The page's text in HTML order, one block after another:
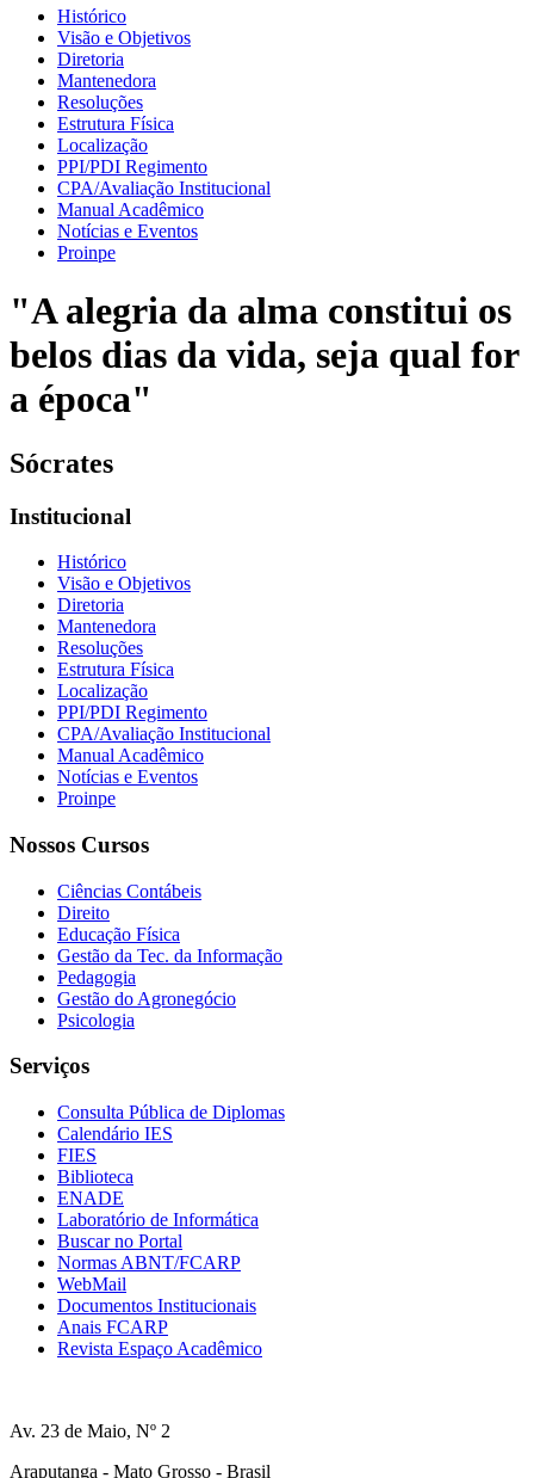
Histórico
Visão e Objetivos
Diretoria
Mantenedora
Resoluções
Estrutura Física
Localização
PPI/PDI Regimento
CPA/Avaliação Institucional
Manual Acadêmico
Notícias e Eventos
Proinpe
"A alegria da alma constitui os
belos dias da vida, seja qual for
a época"
Sócrates
Institucional
Histórico
Visão e Objetivos
Diretoria
Mantenedora
Resoluções
Estrutura Física
Localização
PPI/PDI Regimento
CPA/Avaliação Institucional
Manual Acadêmico
Notícias e Eventos
Proinpe
Nossos Cursos
Ciências Contábeis
Direito
Educação Física
Gestão da Tec. da Informação
Pedagogia
Gestão do Agronegócio
Psicologia
Serviços
Consulta Pública de Diplomas
Calendário IES
FIES
Biblioteca
ENADE
Laboratório de Informática
Buscar no Portal
Normas ABNT/FCARP
WebMail
Documentos Institucionais
Anais FCARP
Revista Espaço Acadêmico
Av. 23 de Maio, Nº 2
Araputanga - Mato Grosso - Brasil